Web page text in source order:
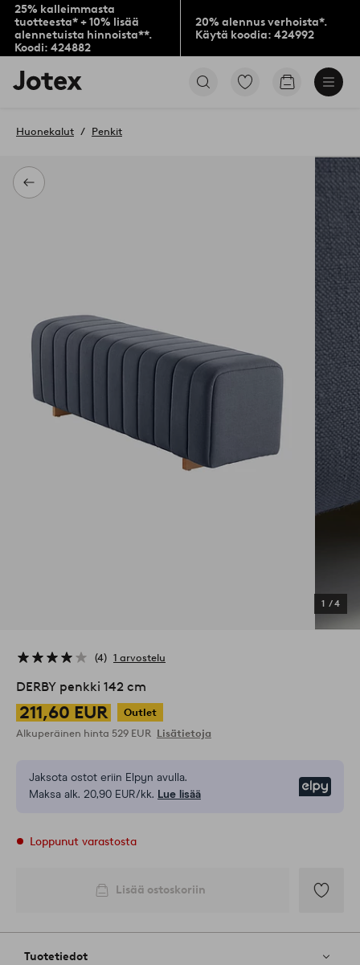
25% kalleimmasta
tuotteesta* + 10% lisää
alennetuista hinnoista**.
Koodi: 424882
20% alennus verhoista*.
Käytä koodia: 424992
Jotex-
logo
aloitussivulle
Siirry
Siirry
Takaisin
Huonekalut Penkit
1 /4
4 1 arvostelu
DERBY penkki 142 cm
211,60 EUR
Outlet
Alkuperäinen hinta 529 EUR Lisätietoja
Jaksota ostot eriin Elpyn avulla.
Maksa alk. 20,90 EUR/kk. Lue lisää
Loppunut varastosta
Lisää ostoskoriin
Tuotetiedot